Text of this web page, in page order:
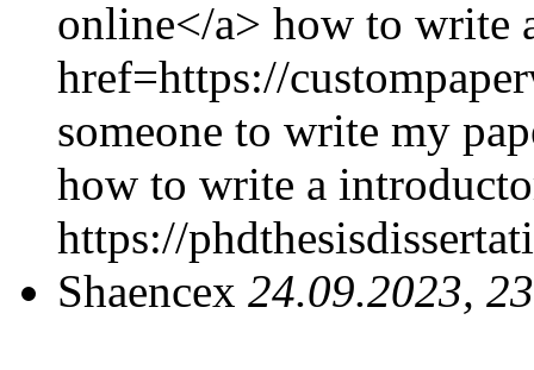
online</a> how to write
href=https://
someone to write my
how to write a
https://
Shaencex 24.09.2023,